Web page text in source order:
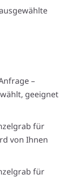
–
geeignet
für
von Ihnen
für